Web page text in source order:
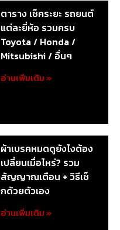
ตาราง เช็คระยะ รถยนต์
แต่ละยี่ห้อ รวมครบ
Toyota / Honda /
Mitsubishi / อื่นๆ
อ่านเพิ่มเติม »
ผ้าเบรคหมดดูยังไงต้อง
เปลี่ยนเมื่อไหร่? รวม
สัญญาณเตือน + วิธีเช็
กด้วยตัวเอง
อ่านเพิ่มเติม »